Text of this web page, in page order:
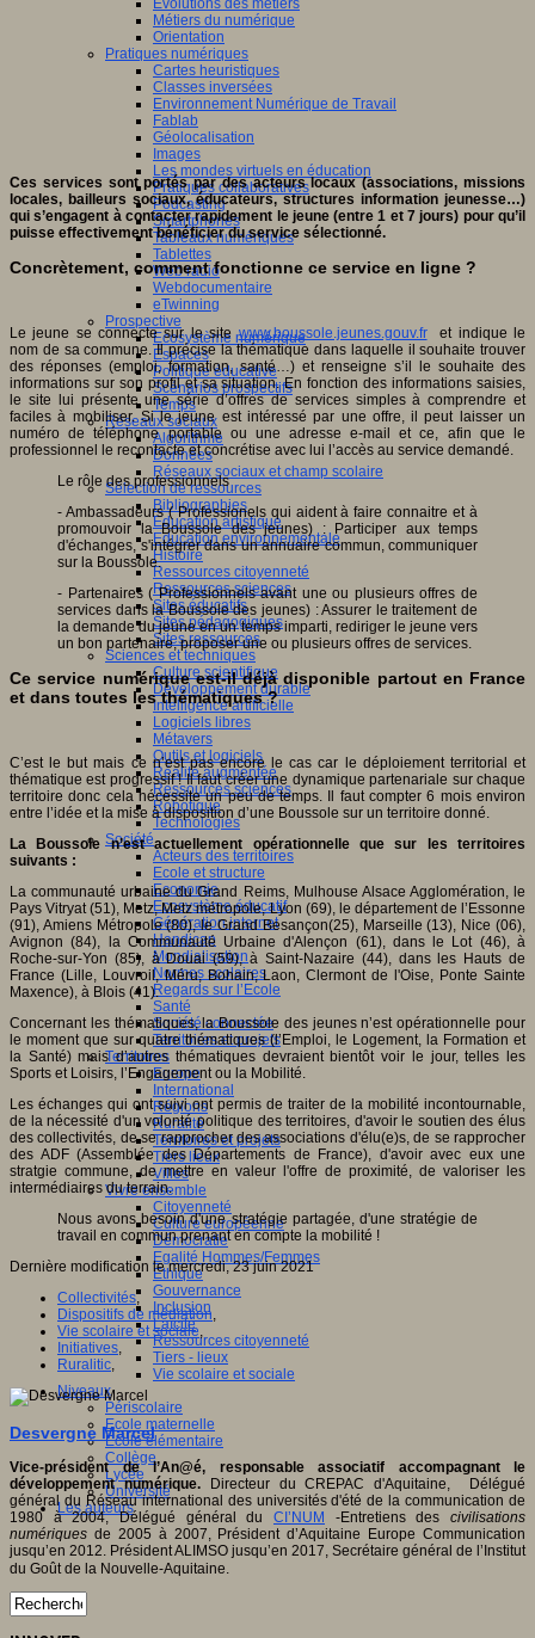
Evolutions des métiers
Métiers du numérique
Orientation
Pratiques numériques
Cartes heuristiques
Classes inversées
Environnement Numérique de Travail
Fablab
Géolocalisation
Images
Les mondes virtuels en éducation
Pratiques collaboratives
Podcasting
Smartphones
Tableaux numériques
Tablettes
Web radio
Webdocumentaire
eTwinning
Prospective
Ecosystème numérique
Espaces
Politique éducative
Scénarios prospectifs
Temps
Réseaux sociaux
Algorithme
Données
Réseaux sociaux et champ scolaire
Sélection de ressources
Bibliographies
Education artistique
Education environnementale
Histoire
Ressources citoyenneté
Ressources sciences
Sites éducatifs
Sites pédagogiques
Sites ressources
Sciences et techniques
Culture scientifique
Développement durable
Intelligence artificielle
Logiciels libres
Métavers
Outils et logiciels
Réalité augmentée
Ressources sciences
Robotique
Technologies
Société
Acteurs des territoires
Ecole et structure
Economie
Ecosystème éducatif
Génération internet
Handicap
Mondialisation
Normes scolaires
Regards sur l’Ecole
Santé
Société connectée
Territoires et projets
Territoires
Europe
International
Régions
Ruralité
Territoires et projets
Tiers lieux
Villes
Vivre ensemble
Citoyenneté
Culture européenne
Démocratie
Egalité Hommes/Femmes
Ethique
Gouvernance
Inclusion
Laïcité
Ressources citoyenneté
Tiers - lieux
Vie scolaire et sociale
Niveaux
Périscolaire
Ecole maternelle
Ecole élémentaire
Collège
Lycée
Université
Les auteurs
Ces services sont portés par des acteurs locaux (associations, missions
locales, bailleurs sociaux, éducateurs, structures information jeunesse…)
qui s’engagent à contacter rapidement le jeune (entre 1 et 7 jours) pour qu’il
puisse effectivement bénéficier du service sélectionné.
Concrètement, comment fonctionne ce service en ligne ?
Le jeune se connecte sur le sitewww.boussole.jeunes.gouv.fret indique le
nom de sa commune. Il précise la thématique dans laquelle il souhaite trouver
des réponses (emploi, formation, santé…) et renseigne s’il le souhaite des
informations sur son profil et sa situation. En fonction des informations saisies,
le site lui présente une série d’offres de services simples à comprendre et
faciles à mobiliser. Si le jeune est intéressé par une offre, il peut laisser un
numéro de téléphone portable ou une adresse e-mail et ce, afin que le
professionnel le recontacte et concrétise avec lui l’accès au service demandé.
Le rôle des professionnels
- Ambassadeurs ( Professionels qui aident à faire connaitre et à
promouvoir la Boussole des jeunes) : Participer aux temps
d'échanges, s'intégrer dans un annuaire commun, communiquer
sur la Boussole.
- Partenaires ( Professionnels avant une ou plusieurs offres de
services dans la Boussole des jeunes) : Assurer le traitement de
la demande du jeune en un temps imparti, rediriger le jeune vers
un bon partenaire, proposer une ou plusieurs offres de services.
Ce service numérique est-il déjà disponible partout en France
et dans toutes les thématiques ?
C’est le but mais ce n’est pas encore le cas car le déploiement territorial et
thématique est progressif ! Il faut créer une dynamique partenariale sur chaque
territoire donc cela nécessite un peu de temps. Il faut compter 6 mois environ
entre l’idée et la mise à disposition d’une Boussole sur un territoire donné.
La Boussole n’est actuellement opérationnelle que sur les territoires
suivants :
La communauté urbaine du Grand Reims, Mulhouse Alsace Agglomération, le
Pays Vitryat (51), Metz, Metz métropole, Lyon (69), le département de l’Essonne
(91), Amiens Métropole (80), le Grand Besançon(25), Marseille (13), Nice (06),
Avignon (84), la Communauté Urbaine d'Alençon (61), dans le Lot (46), à
Roche-sur-Yon (85), à Douai (59), à Saint-Nazaire (44), dans les Hauts de
France (Lille, Louvroil, Méru, Bohain, Laon, Clermont de l'Oise, Ponte Sainte
Maxence), à Blois (41).
Concernant les thématiques, la Boussole des jeunes n’est opérationnelle pour
le moment que sur quatre thématiques (l’Emploi, le Logement, la Formation et
la Santé) mais d’autres thématiques devraient bientôt voir le jour, telles les
Sports et Loisirs, l’Engagement ou la Mobilité.
Les échanges qui ont suivi ont permis de traiter de la mobilité incontournable,
de la nécessité d'un volonté politique des territoires, d'avoir le soutien des élus
des collectivités, de se rapprocher des associations d'élu(e)s, de se rapprocher
des ADF (Assemblée des Départements de France), d'avoir avec eux une
stratgie commune, de mettre en valeur l'offre de proximité, de valoriser les
intermédiaires du terrain.
Nous avons besoin d'une stratégie partagée, d'une stratégie de
travail en commun prenant en compte la mobilité !
Dernière modification le mercredi, 23 juin 2021
Collectivités,
Dispositifs de médiation,
Vie scolaire et sociale,
Initiatives,
Ruralitic,
Desvergne Marcel
Vice-président de l’An@é, responsable associatif accompagnant le
développement numérique.Directeur du CREPAC d'Aquitaine, Délégué
général du Réseau international des universités d'été de la communication de
1980 à 2004, Délégué général du CI’NUM -Entretiens des civilisations
numériques de 2005 à 2007, Président d’Aquitaine Europe Communication
jusqu’en 2012. Président ALIMSO jusqu’en 2017, Secrétaire général de l’Institut
du Goût de la Nouvelle-Aquitaine.